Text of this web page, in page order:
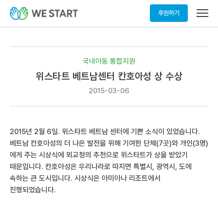
후원하기
메
열
국내아동 통합지원
위스타트 베트남센터 칸호아성 상 수상
2015-03-06
2015년 2월 6일. 위스타트 베트남 센터에 기쁜 소식이 있었습니다.
베트남 칸호아성의 더 나은 발전을 위해 기여한 단체 (7곳)와 개인(3명)
에게 주는 시상식에 외교청의 추천으로 위스타트가 상을 받았기
때문입니다. 칸호아성은 우리나라로 따지면 특별시 , 광역시 , 도에
속하는 큰 도시입니다. 시상식은 아미아나 리조트에서
진행되었습니다.